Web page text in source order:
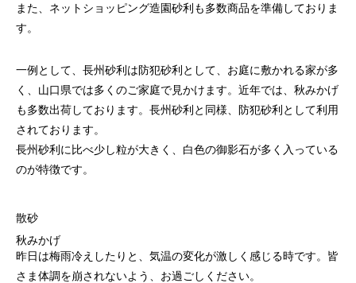
また、ネットショッピング造園砂利も多数商品を準備しておりま
す。
一例として、 長州砂利 は防犯砂利として、お庭に敷かれる家が多
く、山口県では多くのご家庭で見かけます。近年では、 秋みかげ
も多数出荷しております。長州砂利と同様、防犯砂利として利用
されております。
長州砂利に比べ少し粒が大きく、白色の御影石が多く入っている
のが特徴です。
散砂
秋みかげ
昨日は梅雨冷えしたりと、気温の変化が激しく感じる時です。皆
さま体調を崩されないよう、お過ごしください。